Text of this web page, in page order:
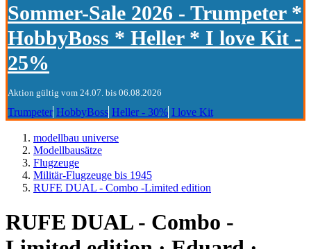
Sommer-Sale 2026 - Trumpeter *
HobbyBoss * Heller * I love Kit -
25%
Aktion gültig vom 24.07. bis 06.08.2026
Trumpeter HobbyBoss Heller - 30% I love Kit
modellbau universe
Modellbausätze
Flugzeuge
Militär-Flugzeuge bis 1945
RUFE DUAL - Combo -Limited edition
RUFE DUAL - Combo -